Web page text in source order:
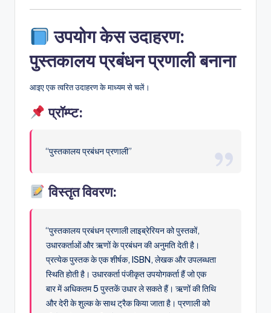
उपयोग केस उदाहरण:
पुस्तकालय प्रबंधन प्रणाली बनाना
आइए एक त्वरित उदाहरण के माध्यम से चलें।
प्रॉम्प्ट:
“पुस्तकालय प्रबंधन प्रणाली”
विस्तृत विवरण:
“पुस्तकालय प्रबंधन प्रणाली लाइब्रेरियन को पुस्तकों,
उधारकर्ताओं और ऋणों के प्रबंधन की अनुमति देती है।
प्रत्येक पुस्तक के एक शीर्षक, ISBN, लेखक और उपलब्धता
स्थिति होती है। उधारकर्ता पंजीकृत उपयोगकर्ता हैं जो एक
बार में अधिकतम 5 पुस्तकें उधार ले सकते हैं। ऋणों की तिथि
और देरी के शुल्क के साथ ट्रैक किया जाता है। प्रणाली को